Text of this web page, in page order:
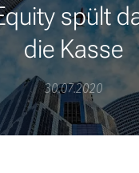
spült
die Kasse
30.07.2020